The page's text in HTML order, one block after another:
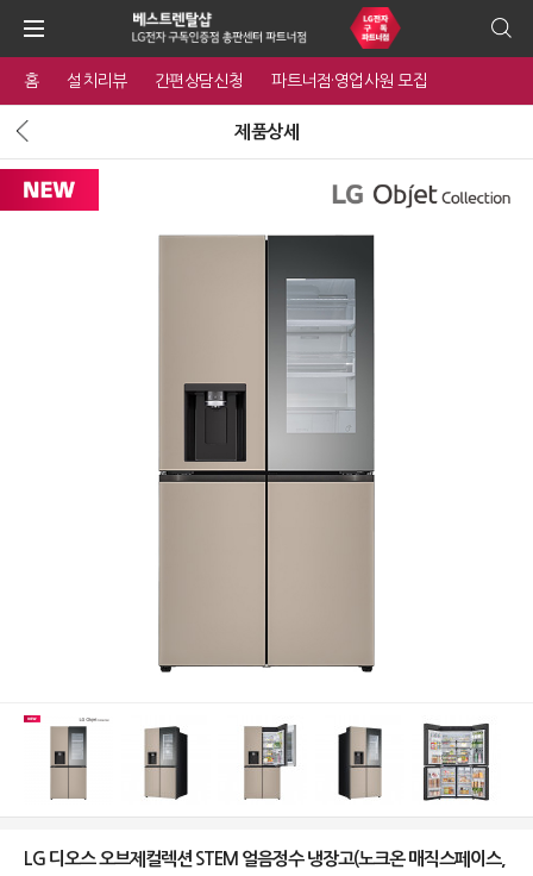
홈 설치리뷰 간편상담신청 파트너점·영업사원 모집
제품상세
LG 디오스 오브제컬렉션 STEM 얼음정수 냉장고(노크온 매직스페이스,